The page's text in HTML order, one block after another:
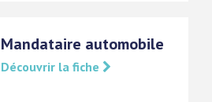
Mandataire automobile
Découvrir la fiche